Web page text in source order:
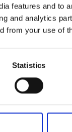
features and to
and analytics
from your use of
Statistics
twee
te zien.